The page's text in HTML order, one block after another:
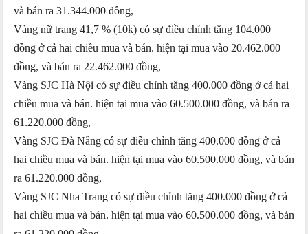
và bán ra 31.344.000 đồng,
Vàng nữ trang 41,7 % (10k) có sự điều chỉnh tăng 104.000
đồng ở cả hai chiều mua và bán. hiện tại mua vào 20.462.000
đồng, và bán ra 22.462.000 đồng,
Vàng SJC Hà Nội có sự điều chỉnh tăng 400.000 đồng ở cả hai
chiều mua và bán. hiện tại mua vào 60.500.000 đồng, và bán ra
61.220.000 đồng,
Vàng SJC Đà Nẵng có sự điều chỉnh tăng 400.000 đồng ở cả
hai chiều mua và bán. hiện tại mua vào 60.500.000 đồng, và bán
ra 61.220.000 đồng,
Vàng SJC Nha Trang có sự điều chỉnh tăng 400.000 đồng ở cả
hai chiều mua và bán. hiện tại mua vào 60.500.000 đồng, và bán